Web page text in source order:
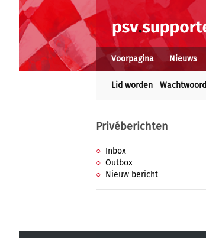
Voorpagina Nieuws
Lid worden Wachtwoord
Privéberichten
Inbox
Outbox
Nieuw bericht